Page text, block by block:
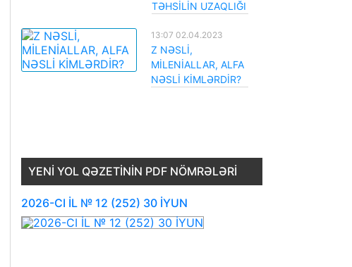
TƏHSİLİN UZAQLIĞI
13:07 02.04.2023
Z NƏSLİ,
MİLENİALLAR, ALFA
NƏSLİ KİMLƏRDİR?
YENI YOL QƏZETININ PDF NÖMRƏLƏRI
2026-CI İL № 12 (252) 30 İYUN